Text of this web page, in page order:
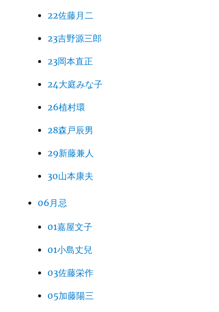
22佐藤月二
23吉野源三郎
23岡本直正
24大庭みな子
26植村環
28森戸辰男
29新藤兼人
30山本康夫
06月忌
01嘉屋文子
01小島丈兒
03佐藤栄作
05加藤陽三